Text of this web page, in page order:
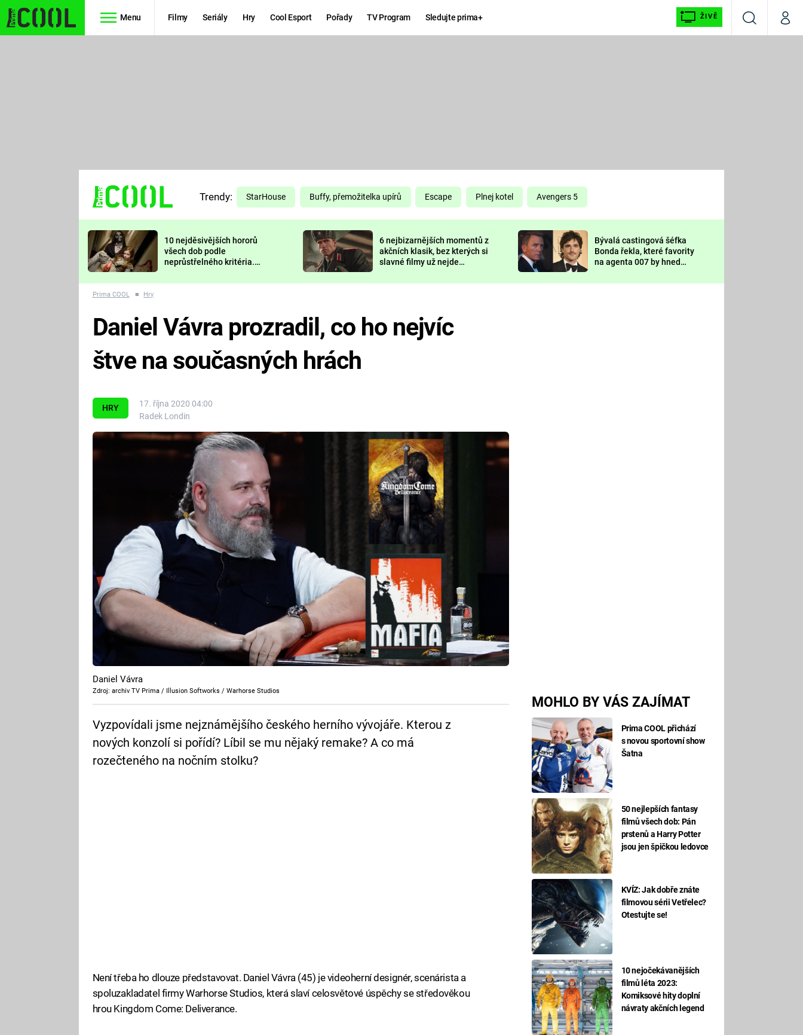
Menu Filmy Seriály Hry Cool Esport Pořady TV Program Sledujte prima+ ŽIVĚ
VyhledáváníMůj
TŘESKU
FUTURAMA
PREDÁTOR
DELIVERANCE
KOMEDIE
CHUCK
NORRIS
DEADPOOL
Prima LAJK
Sledujte nás
Trendy: StarHouse Buffy, přemožitelka upírů Escape Plnej kotel Avengers 5
10 nejděsivějších hororů
všech dob podle
neprůstřelného kritéria.
nejvíc zvednou tep?
6 nejbizarnějších momentů z
akčních klasik, bez kterých si
slavné filmy už nejde
Bývalá castingová šéfka
Bonda řekla, které favority
na agenta 007 by hned
Prima COOL ■ Hry
HRY
17. října 2020 04:00
Radek Londin
MOHLO BY VÁS ZAJÍMAT
Prima COOL přichází
s novou sportovní show
Šatna
50 nejlepších fantasy
filmů všech dob: Pán
prstenů a Harry Potter
jsou jen špičkou ledovce
KVÍZ: Jak dobře znáte
filmovou sérii Vetřelec?
Otestujte se!
10 nejočekávanějších
filmů léta 2023:
Komiksové hity doplní
návraty akčních legend
Daniel Vávra prozradil, co ho nejvíc
štve na současných hrách
Daniel Vávra
Zdroj: archiv TV Prima / Illusion Softworks / Warhorse Studios
Vyzpovídali jsme nejznámějšího českého herního vývojáře. Kterou z
nových konzolí si pořídí? Líbil se mu nějaký remake? A co má
rozečteného na nočním stolku?
Není třeba ho dlouze představovat. Daniel Vávra (45) je videoherní designér, scenárista a
spoluzakladatel firmy Warhorse Studios, která slaví celosvětové úspěchy se středověkou
hrou Kingdom Come: Deliverance.